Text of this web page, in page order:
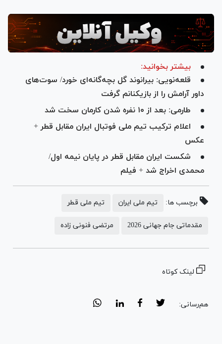
بیشتر بخوانید:
قلعه‌نویی: بیرانوند گل بچه‌گانه‌ای خورد/ سوت‌های
داور آرامش را از بازیکنانم گرفت
طارمی: بعد از ۱۰ نفره شدن کارمان سخت شد
اعلام ترکیب تیم ملی فوتبال ایران مقابل قطر +
عکس
شکست ایران مقابل قطر در پایان نیمه اول/
محمدی اخراج شد + فیلم
برچسب ها: تیم ملی ایران تیم ملی قطر
مقدماتی جام جهانی 2026 مرتضی فنونی زاده
لینک کوتاه
هم‌رسانی: